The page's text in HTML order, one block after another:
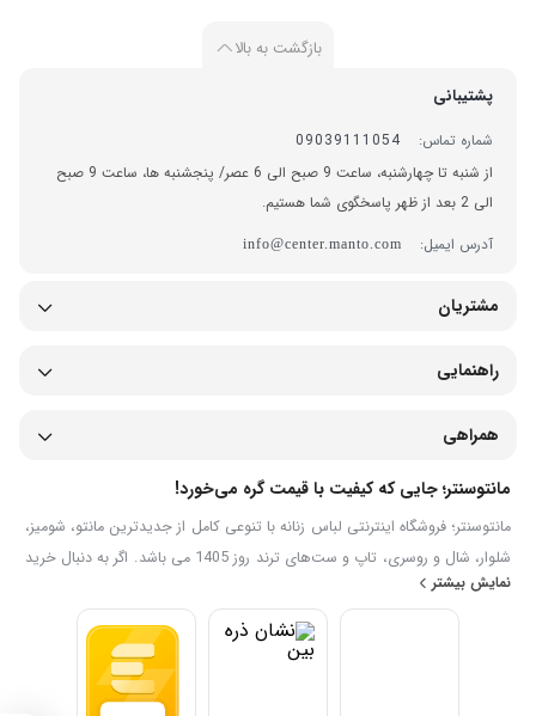
بازگشت به بالا
پشتیبانی
شماره تماس:
09039111054
از شنبه تا چهارشنبه، ساعت 9 صبح الی 6 عصر/ پنجشنبه ها، ساعت 9 صبح
الی 2 بعد از ظهر پاسخگوی شما هستیم.
آدرس ایمیل:
info@center.manto.com
مشتریان
راهنمایی
همراهی
مانتوسنتر؛ جایی که کیفیت با قیمت گره می‌خورد!
مانتوسنتر؛ فروشگاه اینترنتی لباس زنانه با تنوعی کامل از جدیدترین مانتو، شومیز،
شلوار، شال و روسری، تاپ و ست‌های ترند روز 1405 می باشد. اگر به دنبال خرید
اینترنتی لباس زنانه شیک، جدید با قیمت مناسب هستید، در سایت خرید لباس
زنانه مانتوسنتر می‌توانید مدل‌های متنوع را مشاهده، مقایسه و به‌صورت آنلاین
سفارش دهید. ما تلاش می‌کنیم تجربه‌ای ساده، سریع و مطمئن برای خرید
نمایش بیشتر